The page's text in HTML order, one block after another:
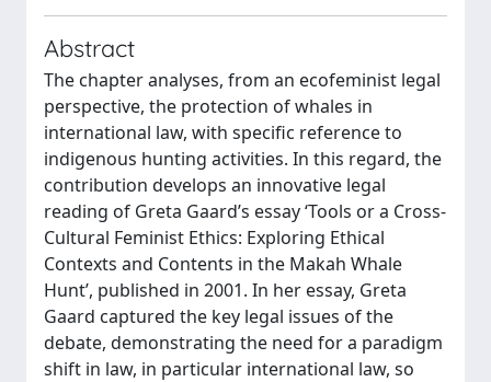
Abstract
The chapter analyses, from an ecofeminist legal
perspective, the protection of whales in
international law, with specific reference to
indigenous hunting activities. In this regard, the
contribution develops an innovative legal
reading of Greta Gaard’s essay ‘Tools or a Cross-
Cultural Feminist Ethics: Exploring Ethical
Contexts and Contents in the Makah Whale
Hunt’, published in 2001. In her essay, Greta
Gaard captured the key legal issues of the
debate, demonstrating the need for a paradigm
shift in law, in particular international law, so